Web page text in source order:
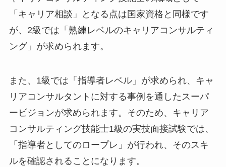
「キャリア相談」となる点は国家資格と同様です
が、2級では「熟練レベルのキャリアコンサルティ
ング」が求められます。
また、1級では「指導者レベル」が求められ、キャ
リアコンサルタントに対する事例を通したスーパ
ービジョンが求められます。そのため、キャリア
コンサルティング技能士1級の実技面接試験では、
「指導者としてのロープレ」が行われ、そのスキ
ルを確認されることになります。